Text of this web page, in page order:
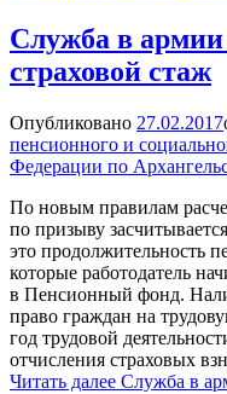
Служба в
страховой стаж
Опубликовано 27.02.2017
пенсионного и
Федерации по
По новым правилам
по призыву
это продолжительность
которые работодатель
в Пенсионный фонд.
право граждан на
год трудовой
отчисления страховых
Читать далее Служба в